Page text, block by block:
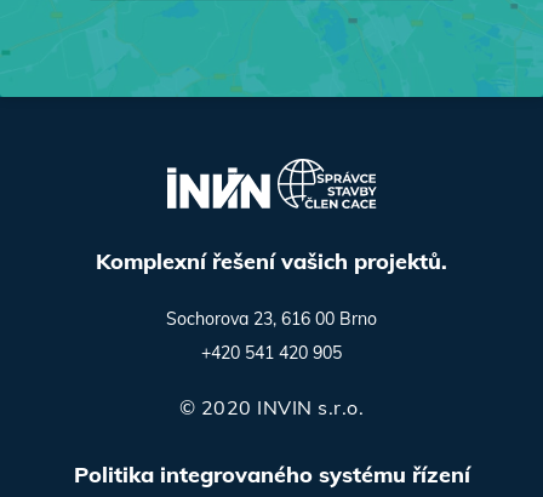
Komplexní řešení vašich projektů.
Sochorova 23, 616 00 Brno
+420 541 420 905
© 2020 INVIN s.r.o.
Politika integrovaného systému řízení